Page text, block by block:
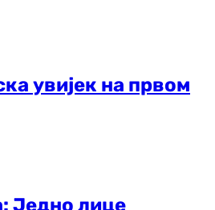
увијек на првом
Једно лице